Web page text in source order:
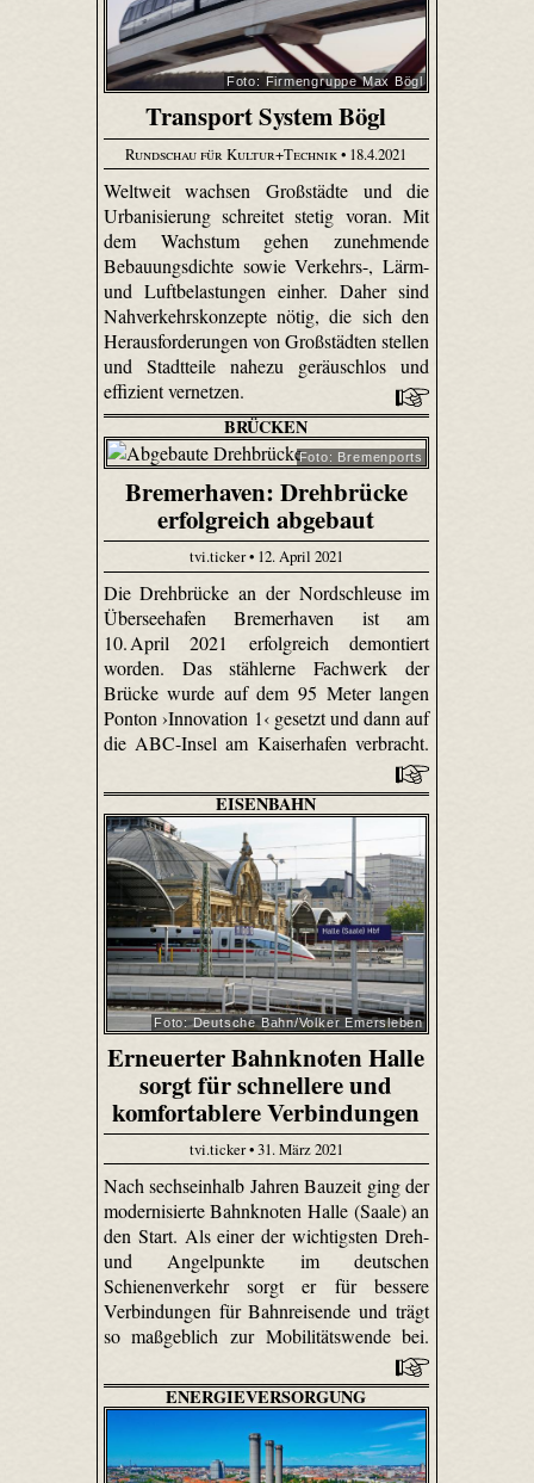
Foto: Firmengruppe Max Bögl
Transport System Bögl
Rundschau für Kultur+Technik• 18.4.2021
Weltweit wachsen Großstädte und die
Urbanisierung schreitet stetig voran. Mit
dem Wachstum gehen zunehmende
Bebauungsdichte sowie Verkehrs-, Lärm-
und Luftbelastungen einher. Daher sind
Nahverkehrskonzepte nötig, die sich den
Herausforderungen von Großstädten stellen
und Stadtteile nahezu geräuschlos und
effizient vernetzen.
BRÜCKEN
Foto: Bremenports
Bremerhaven: Drehbrücke
erfolgreich abgebaut
tvi.ticker • 12. April 2021
Die Drehbrücke an der Nordschleuse im
Überseehafen Bremerhaven ist am
10. April 2021 erfolgreich demontiert
worden. Das stählerne Fachwerk der
Brücke wurde auf dem 95 Meter langen
Ponton ›Innovation 1‹ gesetzt und dann auf
die ABC-Insel am Kaiserhafen verbracht.
EISENBAHN
Foto: Deutsche Bahn/Volker Emersleben
Erneuerter Bahnknoten Halle
sorgt für schnellere und
komfortablere Verbindungen
tvi.ticker • 31. März 2021
Nach sechseinhalb Jahren Bauzeit ging der
modernisierte Bahnknoten Halle (Saale) an
den Start. Als einer der wichtigsten Dreh-
und Angelpunkte im deutschen
Schienenverkehr sorgt er für bessere
Verbindungen für Bahnreisende und trägt
so maßgeblich zur Mobilitätswende bei.
ENERGIEVERSORGUNG